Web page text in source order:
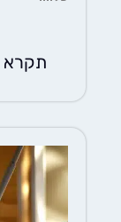
תקרא עוד